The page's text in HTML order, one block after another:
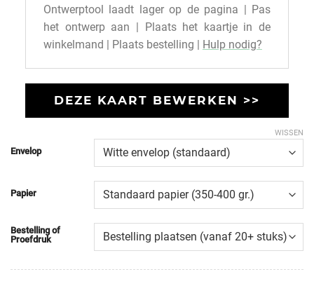
Ontwerptool laadt lager op de pagina | Pas
het ontwerp aan | Plaats het kaartje in de
winkelmand | Plaats bestelling |
Hulp nodig?
DEZE KAART BEWERKEN >>
Envelop
Papier
Bestelling of
Proefdruk
WISSEN